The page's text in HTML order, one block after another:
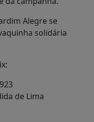
Alegre se
solidária
de Lima